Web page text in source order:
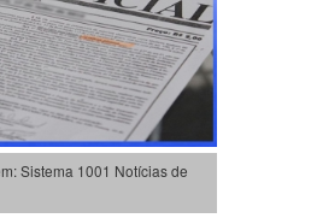
Sistema 1001 Notícias de